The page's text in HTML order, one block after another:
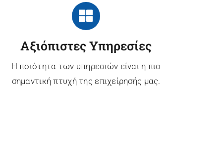
Αξιόπιστες Υπηρεσίες
Η ποιότητα των υπηρεσιών είναι η πιο
σημαντική πτυχή της επιχείρησής μας.